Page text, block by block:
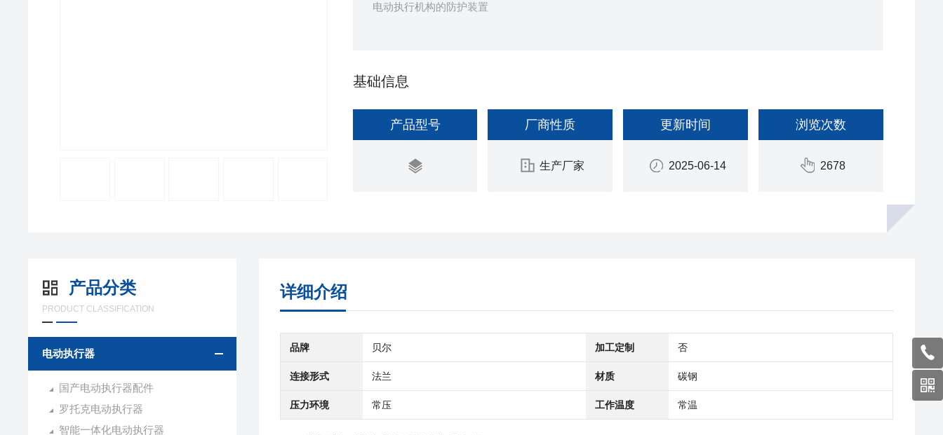
电动执行机构的防护装置
基础信息
产品型号 厂商性质
生产厂家
更新时间
2025-06-14
浏览次数
2678
产品分类
PRODUCT CLASSIFICATION
电动执行器
国产电动执行器配件
罗托克电动执行器
智能一体化电动执行器
详细介绍
品牌 贝尔 加工定制 否
连接形式 法兰 材质 碳钢
压力环境 常压 工作温度 常温